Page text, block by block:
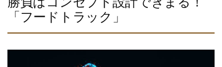
「フードトラック」